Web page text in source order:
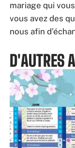
mariage qui
vous avez des
nous afin
D'AUTRES